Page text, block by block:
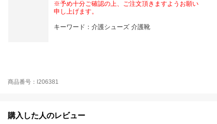
※予め十分ご確認の上、ご注文頂きますようお願い
申し上げます。
キーワード：介護シューズ 介護靴
商品番号：l206381
購入した人のレビュー